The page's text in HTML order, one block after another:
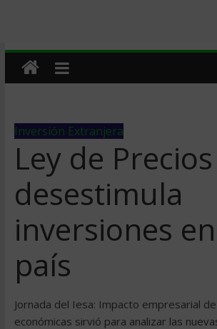
Inversión Extranjera
Ley de
desestimula
inversiones
país
Jornada del Iesa: Impacto empresarial
económicas sirvió para analizar las